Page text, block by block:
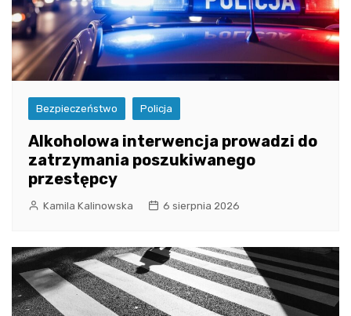
Bezpieczeństwo Policja
Alkoholowa interwencja prowadzi do
zatrzymania poszukiwanego
przestępcy
Kamila Kalinowska 6 sierpnia 2026